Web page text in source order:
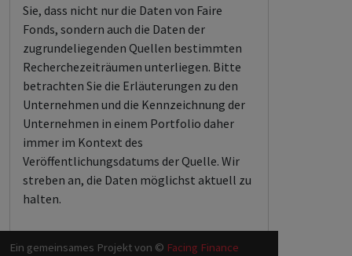
Sie, dass nicht nur die Daten von Faire
Fonds, sondern auch die Daten der
zugrundeliegenden Quellen bestimmten
Recherchezeiträumen unterliegen. Bitte
betrachten Sie die Erläuterungen zu den
Unternehmen und die Kennzeichnung der
Unternehmen in einem Portfolio daher
immer im Kontext des
Veröffentlichungsdatums der Quelle. Wir
streben an, die Daten möglichst aktuell zu
halten.
Ein gemeinsames Projekt von © Facing Finance